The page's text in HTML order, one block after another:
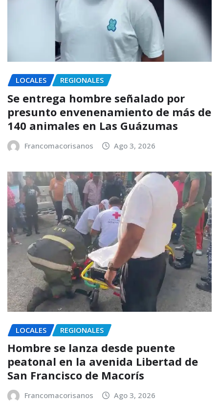
LOCALES REGIONALES
Se entrega hombre señalado por
presunto envenenamiento de más de
140 animales en Las Guázumas
Francomacorisanos Ago 3, 2026
LOCALES REGIONALES
Hombre se lanza desde puente
peatonal en la avenida Libertad de
San Francisco de Macorís
Francomacorisanos Ago 3, 2026